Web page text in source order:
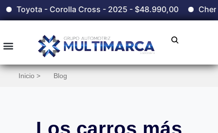
Cross - 2025 - $48.990,00 Chery - Grand
Inicio > Blog
Los carros más